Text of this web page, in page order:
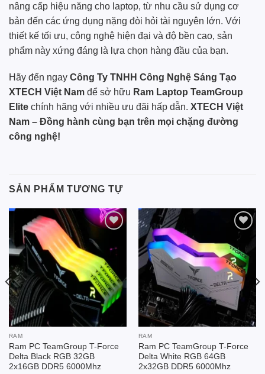
nâng cấp hiệu năng cho laptop, từ nhu cầu sử dụng cơ
bản đến các ứng dụng nặng đòi hỏi tài nguyên lớn. Với
thiết kế tối ưu, công nghệ hiện đại và độ bền cao, sản
phẩm này xứng đáng là lựa chọn hàng đầu của bạn.
Hãy đến ngay Công Ty TNHH Công Nghệ Sáng Tạo
XTECH Việt Nam để sở hữu Ram Laptop TeamGroup
Elite chính hãng với nhiều ưu đãi hấp dẫn. XTECH Việt
Nam – Đồng hành cùng bạn trên mọi chặng đường
công nghệ!
SẢN PHẨM TƯƠNG TỰ
wishlist
RAM
Ram PC TeamGroup T-Force
Delta Black RGB 32GB
2x16GB DDR5 6000Mhz
Add to
wishlist
RAM
Ram PC TeamGroup T-Force
Delta White RGB 64GB
2x32GB DDR5 6000Mhz